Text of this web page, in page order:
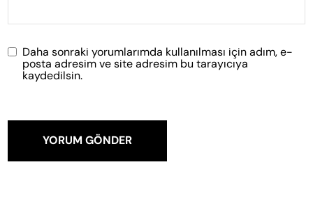
Daha sonraki yorumlarımda kullanılması için adım, e-
posta adresim ve site adresim bu tarayıcıya
kaydedilsin.
YORUM GÖNDER